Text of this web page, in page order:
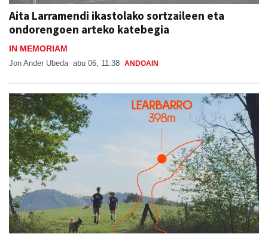
Aita Larramendi ikastolako sortzaileen eta
ondorengoen arteko katebegia
IN MEMORIAM
Jon Ander Ubeda abu 06, 11:38 ANDOAIN